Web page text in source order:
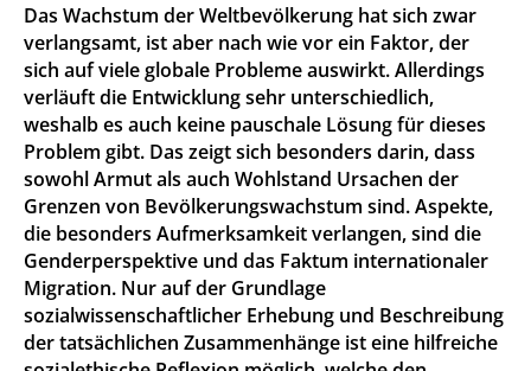
Das Wachstum der Weltbevölkerung hat sich zwar
verlangsamt, ist aber nach wie vor ein Faktor, der
sich auf viele globale Probleme auswirkt. Allerdings
verläuft die Entwicklung sehr unterschiedlich,
weshalb es auch keine pauschale Lösung für dieses
Problem gibt. Das zeigt sich besonders darin, dass
sowohl Armut als auch Wohlstand Ursachen der
Grenzen von Bevölkerungswachstum sind. Aspekte,
die besonders Aufmerksamkeit verlangen, sind die
Genderperspektive und das Faktum internationaler
Migration. Nur auf der Grundlage
sozialwissenschaftlicher Erhebung und Beschreibung
der tatsächlichen Zusammenhänge ist eine hilfreiche